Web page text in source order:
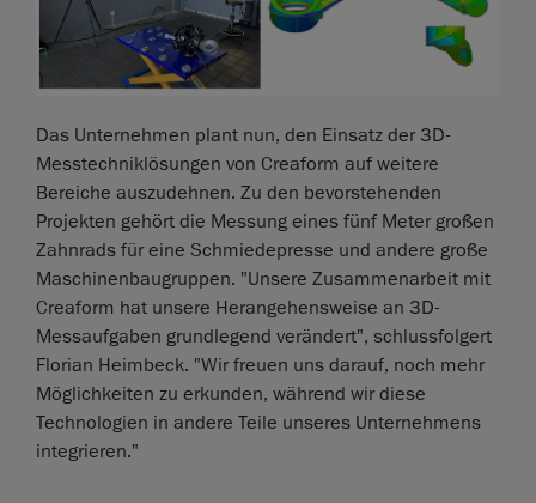
Das Unternehmen plant nun, den Einsatz der 3D-
Messtechniklösungen von Creaform auf weitere
Bereiche auszudehnen. Zu den bevorstehenden
Projekten gehört die Messung eines fünf Meter großen
Zahnrads für eine Schmiedepresse und andere große
Maschinenbaugruppen. "Unsere Zusammenarbeit mit
Creaform hat unsere Herangehensweise an 3D-
Messaufgaben grundlegend verändert", schlussfolgert
Florian Heimbeck. "Wir freuen uns darauf, noch mehr
Möglichkeiten zu erkunden, während wir diese
Technologien in andere Teile unseres Unternehmens
integrieren."